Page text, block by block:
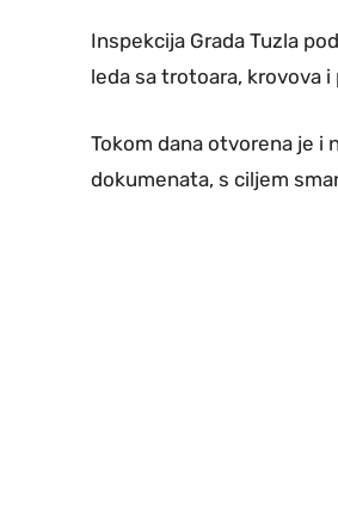
Inspekcija Grada Tuzla
leda sa trotoara, krovova
Tokom dana otvorena je i
dokumenata, s ciljem